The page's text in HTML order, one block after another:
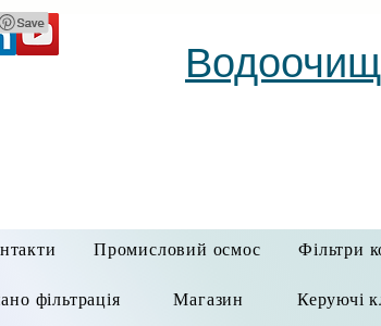
Промисловий осмос Фільтри
фільтрація Магазин Керуючі